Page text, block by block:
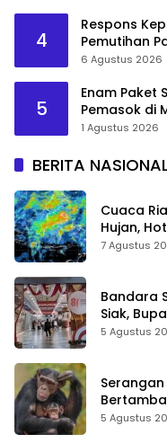
4
Respons
Pemutihan
6 Agustus 2026
5
Enam Paket
Pemasok di
1 Agustus 2026
BERITA
Cuaca
Hujan,
7 Agustus
Bandara
Siak,
Sejarah
5 Agustus
Video
5 Agustus